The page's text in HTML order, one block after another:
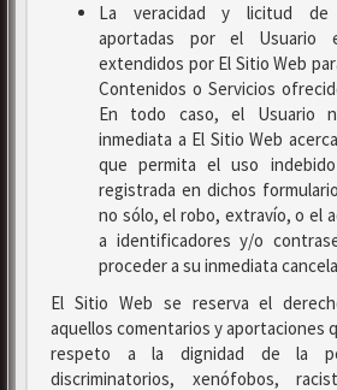
La veracidad y licitud de
aportadas por el Usuario
extendidos por El Sitio Web
Contenidos o Servicios
En todo caso, el Usuario
inmediata a El Sitio Web
que permita el uso
registrada en dichos
no sólo, el robo, extravío, o el
a identificadores y/o
proceder a su inmediata
El Sitio Web se reserva el
aquellos comentarios y aportaciones
respeto a la dignidad de la
discriminatorios, xenófobos,